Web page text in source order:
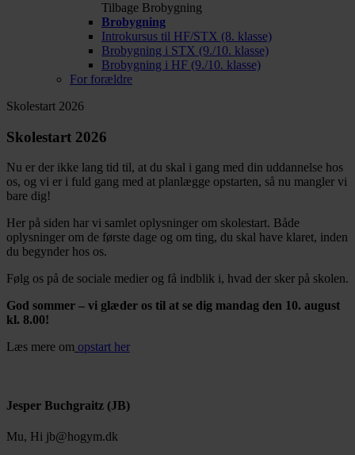
Tilbage Brobygning
Brobygning
Introkursus til HF/STX (8. klasse)
Brobygning i STX (9./10. klasse)
Brobygning i HF (9./10. klasse)
For forældre
Skolestart 2026
Skolestart 2026
Nu er der ikke lang tid til, at du skal i gang med din uddannelse hos
os, og vi er i fuld gang med at planlægge opstarten, så nu mangler vi
bare dig!
Her på siden har vi samlet oplysninger om skolestart. Både
oplysninger om de første dage og om ting, du skal have klaret, inden
du begynder hos os.
Følg os på de sociale medier og få indblik i, hvad der sker på skolen.
God sommer – vi glæder os til at se dig mandag den 10. august
kl. 8.00!
Læs mere om opstart her
Jesper Buchgraitz (JB)
Mu, Hi jb@hogym.dk